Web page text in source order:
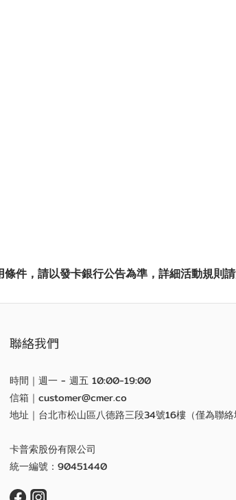
件，請以發卡銀行公告為準，詳細活動規則請
聯絡我們
時間｜週一 - 週五 10:00-19:00
信箱｜customer@cmer.co
地址｜台北市松山區八德路三段34號16樓（僅為聯絡
卡普索股份有限公司
統一編號：90451440